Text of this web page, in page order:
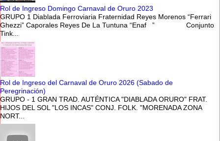
Rol de Ingreso Domingo Carnaval de Oruro 2023
GRUPO 1 Diablada Ferroviaria Fraternidad Reyes Morenos “Ferrari
Ghezzi” Caporales Reyes De La Tuntuna “Enaf ” Conjunto
Tink...
Rol de Ingreso del Carnaval de Oruro 2026 (Sabado de
Peregrinación)
GRUPO - 1 GRAN TRAD. AUTÉNTICA "DIABLADA ORURO" FRAT.
HIJOS DEL SOL "LOS INCAS" CONJ. FOLK. "MORENADA ZONA
NORT...